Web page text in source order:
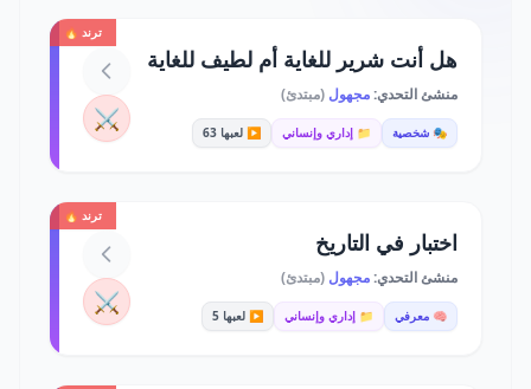
ترند 🔥
هل أنت شرير للغاية أم لطيف للغاية
منشئ التحدي:مجهول (مبتدئ)
🎭 شخصية 📁 إداري وإنساني ▶️ لعبها 63 ⚔️
ترند 🔥
اختبار في التاريخ
منشئ التحدي:مجهول (مبتدئ)
🧠 معرفي 📁 إداري وإنساني ▶️ لعبها 5 ⚔️